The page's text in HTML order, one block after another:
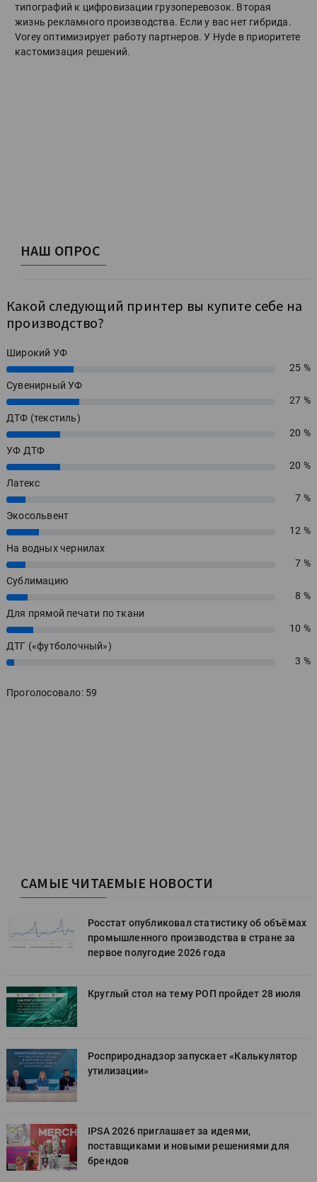
типографий к цифровизации грузоперевозок. Вторая
жизнь рекламного производства. Если у вас нет гибрида.
Vorey оптимизирует работу партнеров. У Hyde в приоритете
кастомизация решений.
НАШ ОПРОС
Какой следующий принтер вы купите себе на
производство?
Широкий УФ
25%
25 %
Сувенирный УФ
27%
27 %
ДТФ (текстиль)
20%
20 %
УФ ДТФ
20%
20 %
Латекс
7%
7 %
Экосольвент
12%
12 %
На водных чернилах
7%
7 %
Сублимацию
8%
8 %
Для прямой печати по ткани
10%
10 %
ДТГ («футболочный»)
3% 3 %
Проголосовало: 59
САМЫЕ ЧИТАЕМЫЕ НОВОСТИ
Росстат опубликовал статистику об объёмах
промышленного производства в стране за
первое полугодие 2026 года
Круглый стол на тему РОП пройдет 28 июля
Росприроднадзор запускает «Калькулятор
утилизации»
IPSA 2026 приглашает за идеями,
поставщиками и новыми решениями для
брендов